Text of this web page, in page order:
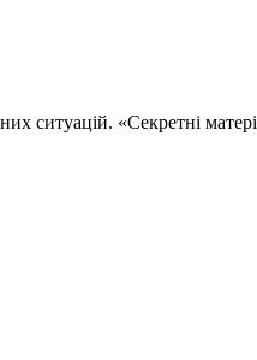
ситуацій. «Секретні